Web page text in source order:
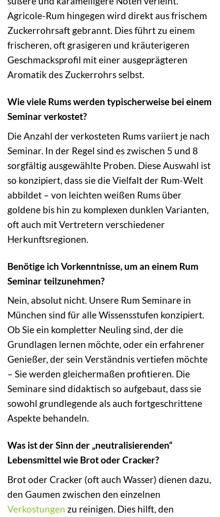
Agricole-Rum hingegen wird direkt aus frischem
Zuckerrohrsaft gebrannt. Dies führt zu einem
frischeren, oft grasigeren und kräuterigeren
Geschmacksprofil mit einer ausgeprägteren
Aromatik des Zuckerrohrs selbst.
Wie viele Rums werden typischerweise bei einem
Seminar verkostet?
Die Anzahl der verkosteten Rums variiert je nach
Seminar. In der Regel sind es zwischen 5 und 8
sorgfältig ausgewählte Proben. Diese Auswahl ist
so konzipiert, dass sie die Vielfalt der Rum-Welt
abbildet – von leichten weißen Rums über
goldene bis hin zu komplexen dunklen Varianten,
oft auch mit Vertretern verschiedener
Herkunftsregionen.
Benötige ich Vorkenntnisse, um an einem Rum
Seminar teilzunehmen?
Nein, absolut nicht. Unsere Rum Seminare in
München sind für alle Wissensstufen konzipiert.
Ob Sie ein kompletter Neuling sind, der die
Grundlagen lernen möchte, oder ein erfahrener
Genießer, der sein Verständnis vertiefen möchte
– Sie werden gleichermaßen profitieren. Die
Seminare sind didaktisch so aufgebaut, dass sie
sowohl grundlegende als auch fortgeschrittene
Aspekte behandeln.
Was ist der Sinn der „neutralisierenden“
Lebensmittel wie Brot oder Cracker?
Brot oder Cracker (oft auch Wasser) dienen dazu,
den Gaumen zwischen den einzelnen
Verkostungen zu reinigen. Dies hilft, den